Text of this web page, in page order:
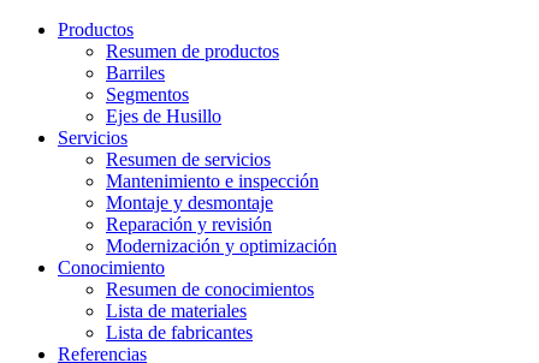
Productos
Resumen de productos
Barriles
Segmentos
Ejes de Husillo
Servicios
Resumen de servicios
Mantenimiento e inspección
Montaje y desmontaje
Reparación y revisión
Modernización y optimización
Conocimiento
Resumen de conocimientos
Lista de materiales
Lista de fabricantes
Referencias